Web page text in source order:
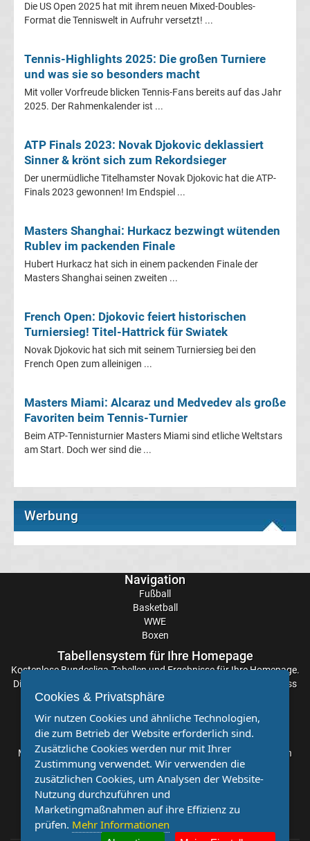
News
Programm
&
live
im
Tabellen
Ergebnisse
International:
Liga
League
Erg.
Premier
League
Die US Open 2025 hat mit ihrem neuen Mixed-Doubles-
Format die Tenniswelt in Aufruhr versetzt! ...
Tennis-Highlights 2025: Die großen Turniere
und was sie so besonders macht
Mit voller Vorfreude blicken Tennis-Fans bereits auf das Jahr
2025. Der Rahmenkalender ist ...
ATP Finals 2023: Novak Djokovic deklassiert
Sinner & krönt sich zum Rekordsieger
Der unermüdliche Titelhamster Novak Djokovic hat die ATP-
Finals 2023 gewonnen! Im Endspiel ...
Masters Shanghai: Hurkacz bezwingt wütenden
Rublev im packenden Finale
Hubert Hurkacz hat sich in einem packenden Finale der
Masters Shanghai seinen zweiten ...
French Open: Djokovic feiert historischen
Turniersieg! Titel-Hattrick für Swiatek
Novak Djokovic hat sich mit seinem Turniersieg bei den
French Open zum alleinigen ...
Masters Miami: Alcaraz und Medvedev als große
Favoriten beim Tennis-Turnier
Beim ATP-Tennisturnier Masters Miami sind etliche Weltstars
am Start. Doch wer sind die ...
Werbung
Navigation
Fußball
Basketball
WWE
Boxen
Tabellensystem für Ihre Homepage
KostenloseBundesliga-Tabellenund Ergebnisse für Ihre Homepage.
Die Aktualisierung der Ergebnisse erfolgt alle paar Minuten, sodass
Sie stets auf dem Laufenden sind. Einfache und schnelle
Einbindung.
Partnervereine
Möchten Sie, dass auch Ihr Verein mehr Beachtung findet? Dann
sind Sie bei uns genau richtig. Wir suchen Ihren Verein für eine
kostenlose Kooperation. Veröffentlichen Sie Ihre Spielberichte,
Sportnachrichten und Aufrufe bei uns!
Cookies & Privatsphäre
Wir nutzen Cookies und ähnliche Technologien,
die zum Betrieb der Website erforderlich sind.
Zusätzliche Cookies werden nur mit Ihrer
Zustimmung verwendet. Wir verwenden die
zusätzlichen Cookies, um Analysen der Website-
Nutzung durchzuführen und
Marketingmaßnahmen auf ihre Effizienz zu
prüfen. Mehr Informationen